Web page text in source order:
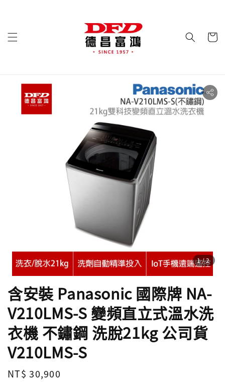
1/2
含安裝 Panasonic 國際牌 NA-
V210LMS-S 變頻直立式溫水洗
衣機 不鏽鋼 洗脫21kg 公司貨
V210LMS-S
Regular
NT$ 30,900